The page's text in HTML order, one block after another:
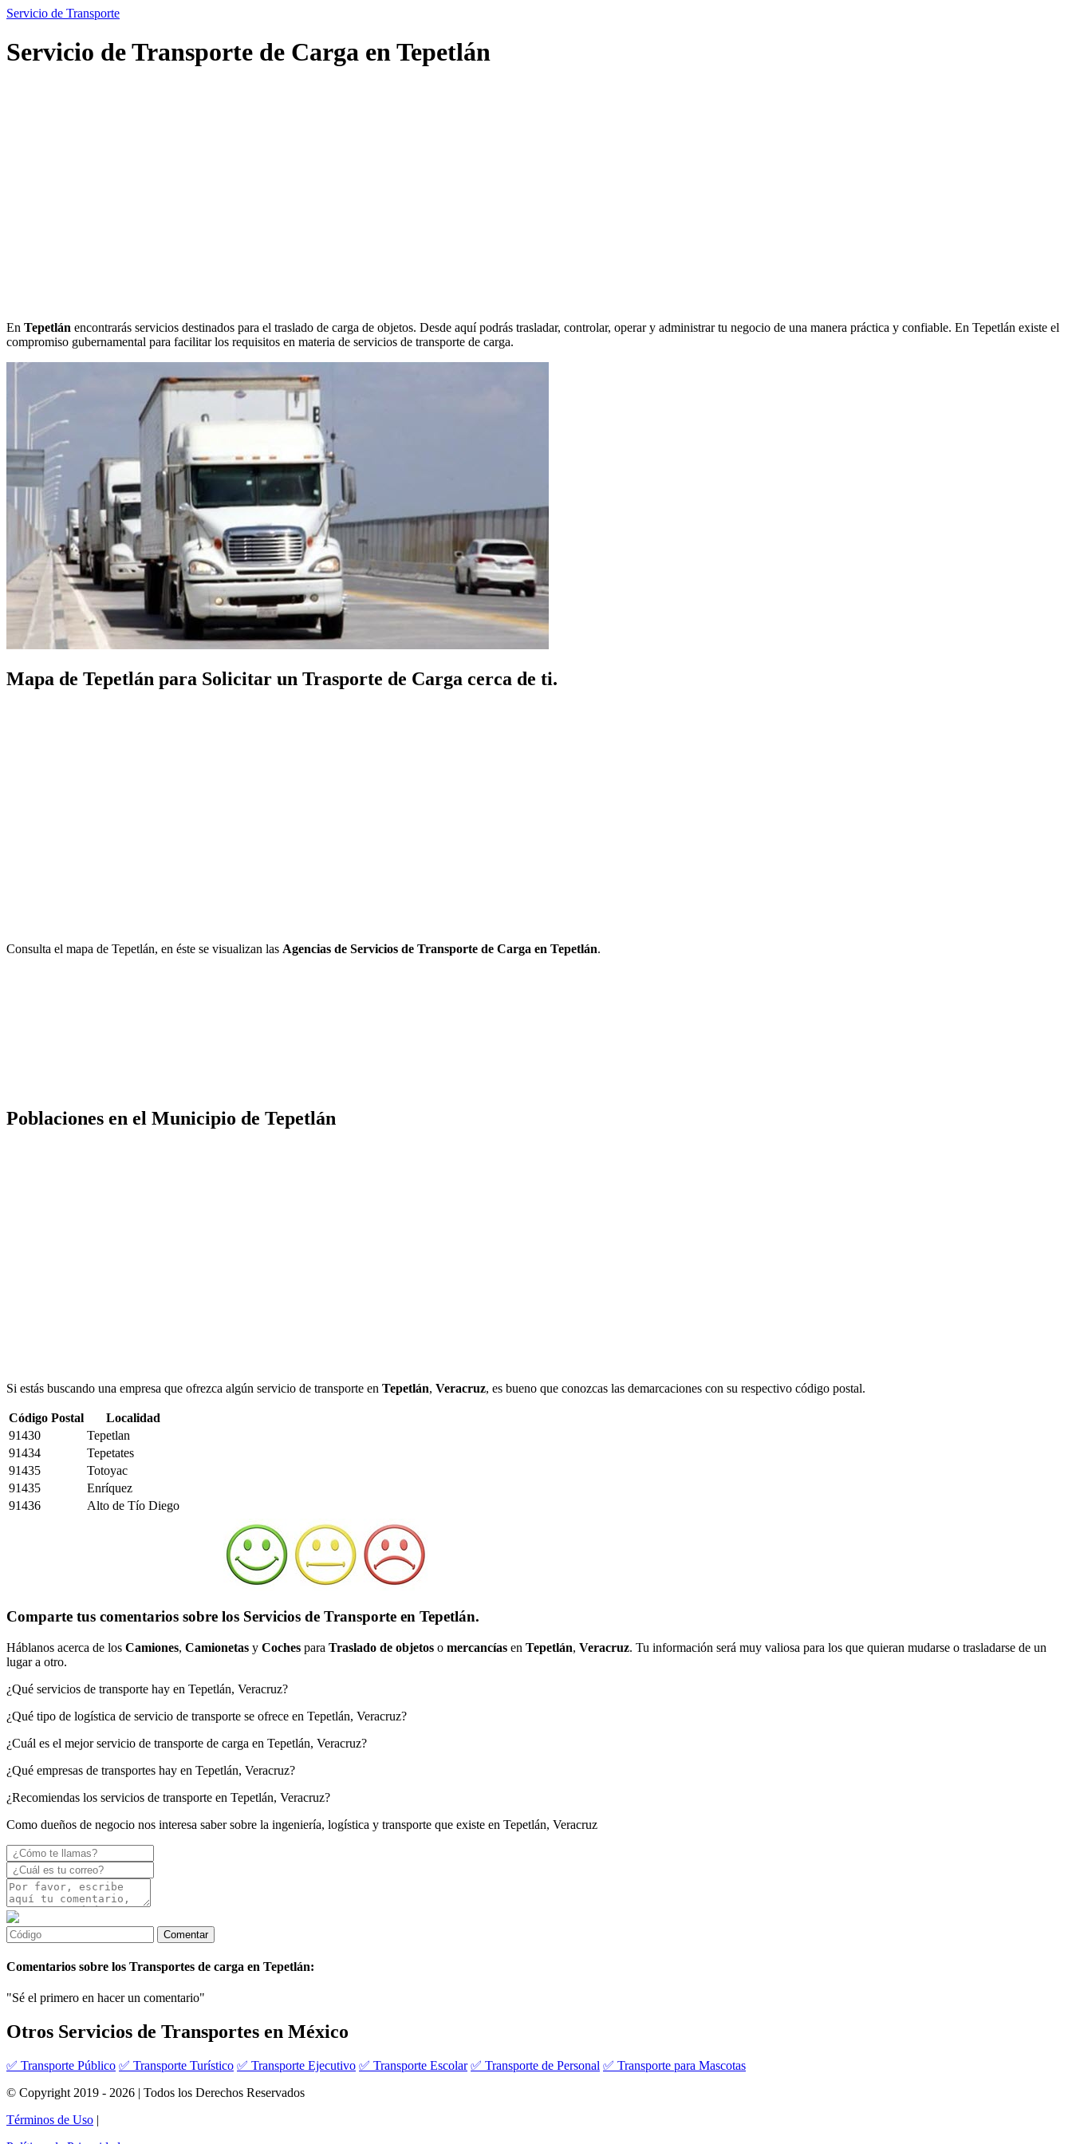
Servicio de Transporte
Servicio de Transporte de Carga en Tepetlán
En Tepetlán encontrarás servicios destinados para el traslado de carga de objetos. Desde aquí podrás trasladar, controlar, operar y administrar tu negocio de una manera práctica y confiable. En Tepetlán existe el
compromiso gubernamental para facilitar los requisitos en materia de servicios de transporte de carga.
Mapa de Tepetlán para Solicitar un Trasporte de Carga cerca de ti.
Consulta el mapa de Tepetlán, en éste se visualizan las Agencias de Servicios de Transporte de Carga en Tepetlán.
Poblaciones en el Municipio de Tepetlán
Si estás buscando una empresa que ofrezca algún servicio de transporte en Tepetlán, Veracruz, es bueno que conozcas las demarcaciones con su respectivo código postal.
Código Postal
Localidad
91430
Tepetlan
91434
Tepetates
91435
Totoyac
91435
Enríquez
91436
Alto de Tío Diego
Comparte tus comentarios sobre los Servicios de Transporte en Tepetlán.
Háblanos acerca de los Camiones, Camionetas y Coches para Traslado de objetos o mercancías en Tepetlán, Veracruz. Tu información será muy valiosa para los que quieran mudarse o trasladarse de un
lugar a otro.
¿Qué servicios de transporte hay en Tepetlán, Veracruz?
¿Qué tipo de logística de servicio de transporte se ofrece en Tepetlán, Veracruz?
¿Cuál es el mejor servicio de transporte de carga en Tepetlán, Veracruz?
¿Qué empresas de transportes hay en Tepetlán, Veracruz?
¿Recomiendas los servicios de transporte en Tepetlán, Veracruz?
Como dueños de negocio nos interesa saber sobre la ingeniería, logística y transporte que existe en Tepetlán, Veracruz
Comentarios sobre los Transportes de carga en Tepetlán:
"Sé el primero en hacer un comentario"
Otros Servicios de Transportes en México
✅ Transporte Público ✅ Transporte Turístico ✅ Transporte Ejecutivo ✅ Transporte Escolar ✅ Transporte de Personal ✅ Transporte para Mascotas
© Copyright 2019 - 2026 | Todos los Derechos Reservados
Términos de Uso |